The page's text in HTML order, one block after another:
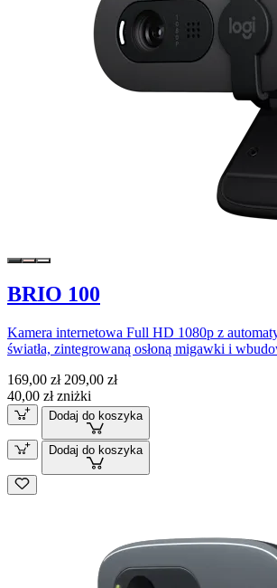
BRIO 100
Kamera internetowa Full HD 1080p z
światła, zintegrowaną osłoną migawki i
169,00 zł 209,00 zł
40,00 zł zniżki
Dodaj do koszyka
Dodaj do koszyka